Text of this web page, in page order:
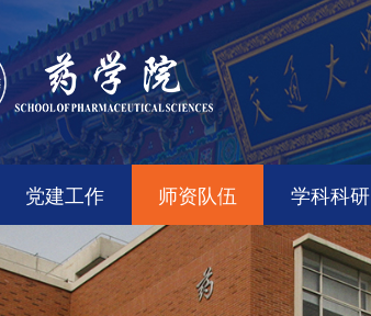
党建工作 师资队伍 学科科研